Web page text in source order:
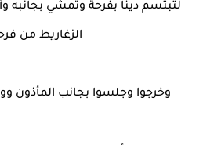
لتبتسم دينا بفرحة وتمشي بجانبه
الزغاريط من
وخرجوا وجلسوا بجانب المأذون